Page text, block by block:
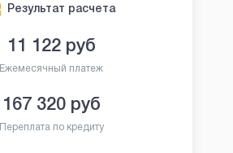
Результат расчета
11 122руб
Ежемесячный платеж
167 320руб
Переплата по кредиту